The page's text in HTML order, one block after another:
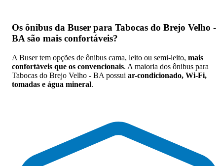
Os ônibus da Buser para Tabocas do Brejo Velho -
BA são mais confortáveis?
A Buser tem opções de ônibus cama, leito ou semi-leito, mais
confortáveis que os convencionais. A maioria dos ônibus para
Tabocas do Brejo Velho - BA possui ar-condicionado, Wi-Fi,
tomadas e água mineral.